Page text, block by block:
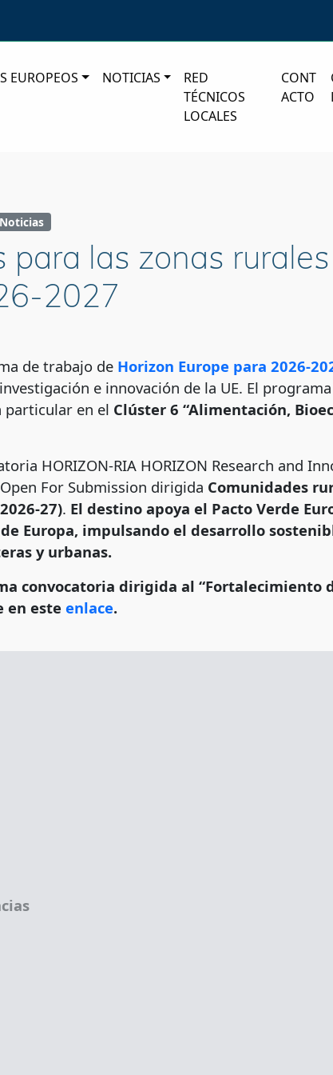
EUROPEOS NOTICIAS
RED
TÉCNICOS
LOCALES
CONT
ACTO
Noticias
las zonas
2027
de trabajo de Horizon Europe para 2026-
e innovación de la UE. El
particular en el Clúster 6 “Alimentación,
HORIZON-RIA HORIZON Research and
For Submission dirigida Comunidades
27). El destino apoya el Pacto Verde
Europa, impulsando el desarrollo
y urbanas.
convocatoria dirigida al “Fortalecimiento
en este enlace.